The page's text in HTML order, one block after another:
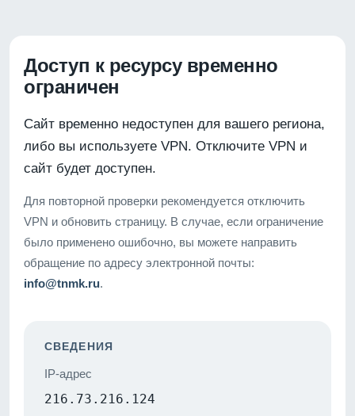
Доступ к ресурсу временно
ограничен
Сайт временно недоступен для вашего региона,
либо вы используете VPN. Отключите VPN и
сайт будет доступен.
Для повторной проверки рекомендуется отключить
VPN и обновить страницу. В случае, если ограничение
было применено ошибочно, вы можете направить
обращение по адресу электронной почты:
info@tnmk.ru.
СВЕДЕНИЯ
IP-адрес
216.73.216.124